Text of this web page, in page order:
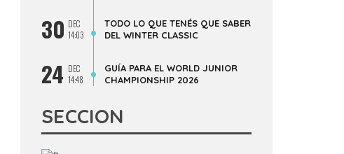
30 DEC
14:03
TODO LO QUE TENÉS QUE SABER
DEL WINTER CLASSIC
24 DEC
14:48
GUÍA PARA EL WORLD JUNIOR
CHAMPIONSHIP 2026
SECCION